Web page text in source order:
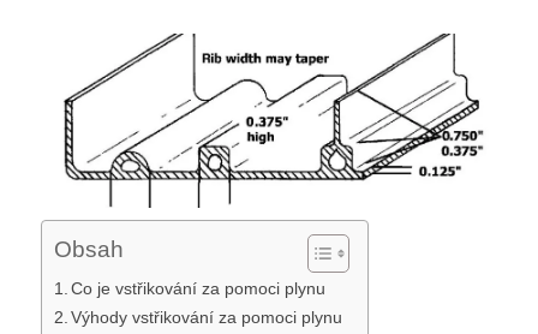
Obsah
Co je vstřikování za pomoci plynu
Výhody vstřikování za pomoci plynu